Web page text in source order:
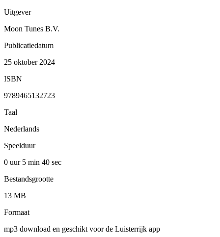
Uitgever
Moon Tunes B.V.
Publicatiedatum
25 oktober 2024
ISBN
9789465132723
Taal
Nederlands
Speelduur
0 uur 5 min 40 sec
Bestandsgrootte
13 MB
Formaat
mp3 download en geschikt voor de Luisterrijk app